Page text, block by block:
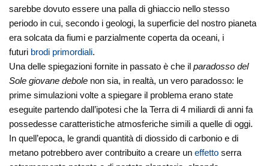
sarebbe dovuto essere una palla di ghiaccio nello stesso
periodo in cui, secondo i geologi, la superficie del nostro pianeta
era solcata da fiumi e parzialmente coperta da oceani, i
futuri brodi primordiali.
Una delle spiegazioni fornite in passato è che ilparadosso del
Sole giovane debole non sia, in realtà, un vero paradosso: le
prime simulazioni volte a spiegare il problema erano state
eseguite partendo dall’ipotesi che la Terra di 4 miliardi di anni fa
possedesse caratteristiche atmosferiche simili a quelle di oggi.
In quell’epoca, le grandi quantità di diossido di carbonio e di
metano potrebbero aver contribuito a creare uneffetto serra